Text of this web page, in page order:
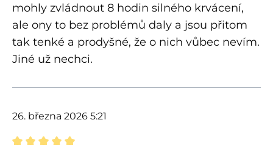
mohly zvládnout 8 hodin silného krvácení,
ale ony to bez problémů daly a jsou přitom
tak tenké a prodyšné, že o nich vůbec nevím.
Jiné už nechci.
26. března 2026 5:21